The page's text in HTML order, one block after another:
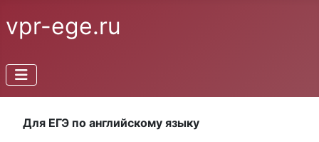
vpr-ege.ru
Для ЕГЭ по английскому языку